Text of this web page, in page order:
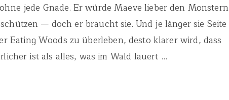
jede Gnade. Er würde Maeve lieber den Monstern
— doch er braucht sie. Und je länger sie Seite
Eating Woods zu überleben, desto klarer wird, dass
ist als alles, was im Wald lauert …